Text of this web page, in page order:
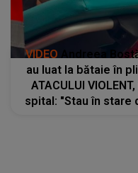
VIDEO Andreea
au luat la bătaie în
ATACULUI
spital: "Stau în stare